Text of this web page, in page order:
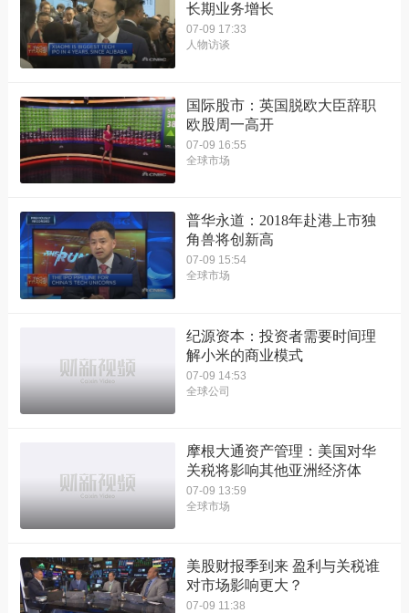
长期业务增长
07-09 17:33
人物访谈
国际股市：英国脱欧大臣辞职
欧股周一高开
07-09 16:55
全球市场
普华永道：2018年赴港上市独
角兽将创新高
07-09 15:54
全球市场
纪源资本：投资者需要时间理
解小米的商业模式
07-09 14:53
全球公司
摩根大通资产管理：美国对华
关税将影响其他亚洲经济体
07-09 13:59
全球市场
美股财报季到来 盈利与关税谁
对市场影响更大？
07-09 11:38